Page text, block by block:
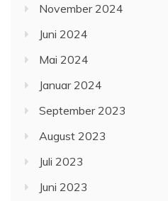
November 2024
Juni 2024
Mai 2024
Januar 2024
September 2023
August 2023
Juli 2023
Juni 2023